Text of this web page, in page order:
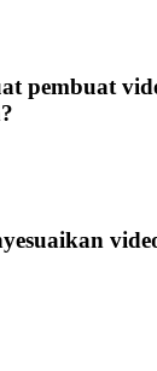
pembuat